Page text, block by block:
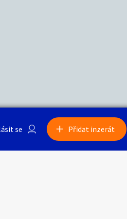
se Přidat inzerát
Sběratelství
0/1000